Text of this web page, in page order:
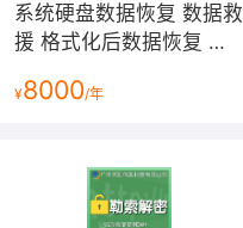
安全与合规：
系统硬盘数据恢复 数据救
援 格式化后数据恢复 删
idb数据库文件恢复【君
¥8000/年